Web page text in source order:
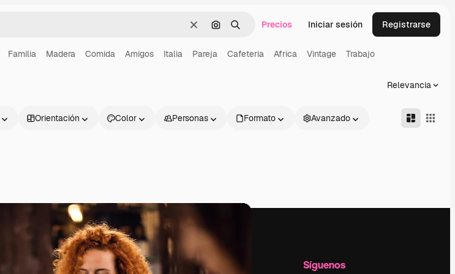
BorrarBuscar por imagen
BuscarPrecios Iniciar sesión Registrarse
Familia Madera Comida Amigos Italia Pareja Cafeteria Africa Vintage Trabajo
Relevancia
Orientación Color Personas Formato Avanzado
Productos Información útil Empresa Síguenos